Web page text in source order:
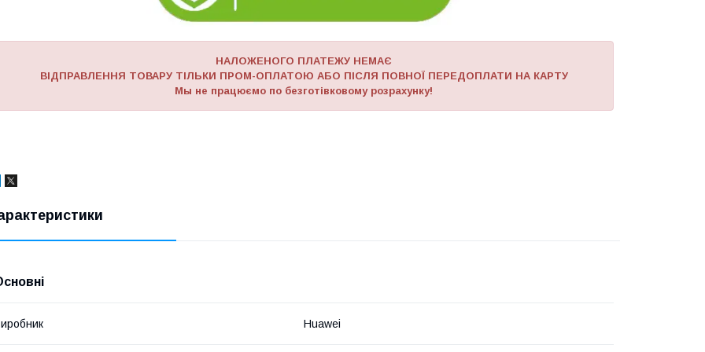
НАЛОЖЕНОГО ПЛАТЕЖУ НЕМАЄ
ВІДПРАВЛЕННЯ ТОВАРУ ТІЛЬКИ ПРОМ-ОПЛАТОЮ АБО ПІСЛЯ ПОВНОЇ ПЕРЕДОПЛАТИ НА КАРТУ
Мы не працюємо по безготівковому розрахунку!
Huawei